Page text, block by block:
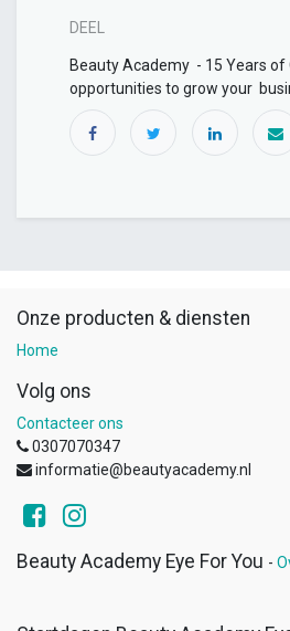
DEEL
Beauty Academy - 15 Years of
opportunities to grow your
Onze producten & diensten
Home
Volg ons
Contacteer ons
0307070347
informatie@beautyacademy.nl
Beauty Academy Eye For You -